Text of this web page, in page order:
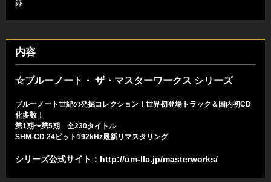
録
内容
☆ブルーノート・ ザ・マスターワークス シリーズ
ブルーノート世紀の発掘コレクション！世界初登場トラック＆国内初CD
化多数！
第1期〜第5期 全230タイトル
SHM-CD 24ビット192kHz最新リマスタリング
シリーズ公式サイト： http://um-llc.jp/masterworks/